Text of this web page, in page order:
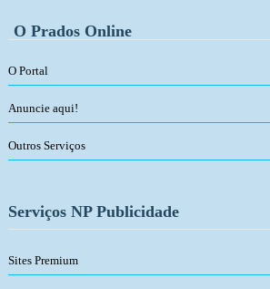
O Prados Online
O Portal
Anuncie aqui!
Outros Serviços
Serviços NP Publicidade
Sites Premium